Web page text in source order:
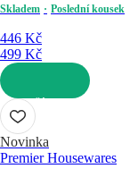
Skladem
Poslední kousek
446 Kč
499 Kč
DO KOŠÍKU
Novinka
Premier Housewares